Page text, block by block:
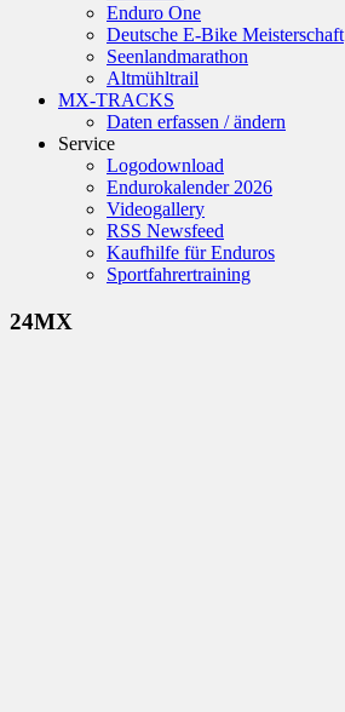
Enduro One
Deutsche E-Bike Meisterschaft
Seenlandmarathon
Altmühltrail
MX-TRACKS
Daten erfassen / ändern
Service
Logodownload
Endurokalender 2026
Videogallery
RSS Newsfeed
Kaufhilfe für Enduros
Sportfahrertraining
24MX